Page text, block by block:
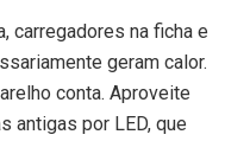
carregadores na ficha e
geram calor.
conta. Aproveite
antigas por LED, que